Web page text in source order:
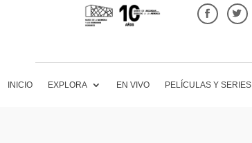
INICIO EXPLORA EN VIVO PELÍCULAS Y SERIES